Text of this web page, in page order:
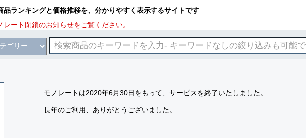
品ランキングと価格推移を、分かりやすく表示するサイトです
レート閉鎖のお知らせをご覧ください。
モノレートは2020年6月30日をもって、サービスを終了いたしました。
長年のご利用、ありがとうございました。